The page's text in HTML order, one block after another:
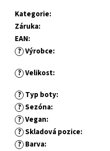
Kategorie:
Záruka:
EAN:
? Výrobce:
? Velikost:
? Typ boty:
? Sezóna:
? Vegan:
? Skladová pozice:
? Barva:
m
PERO
ERASABLE
GEL
PEN
55
Kč